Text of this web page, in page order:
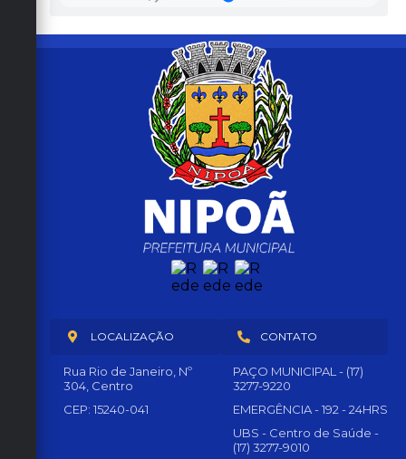
LOCALIZAÇÃO
Rua Rio de Janeiro, Nº
304, Centro
CEP: 15240-041
CONTATO
PAÇO MUNICIPAL - (17)
3277-9220
EMERGÊNCIA - 192 - 24HRS
UBS - Centro de Saúde -
(17) 3277-9010